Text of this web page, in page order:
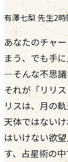
有澤七梨先生2
あなたのチャ
まう、でも手
―そんな不思議
それが「リリ
リスは、月の
天体ではない
はいけない欲
す、占星術の